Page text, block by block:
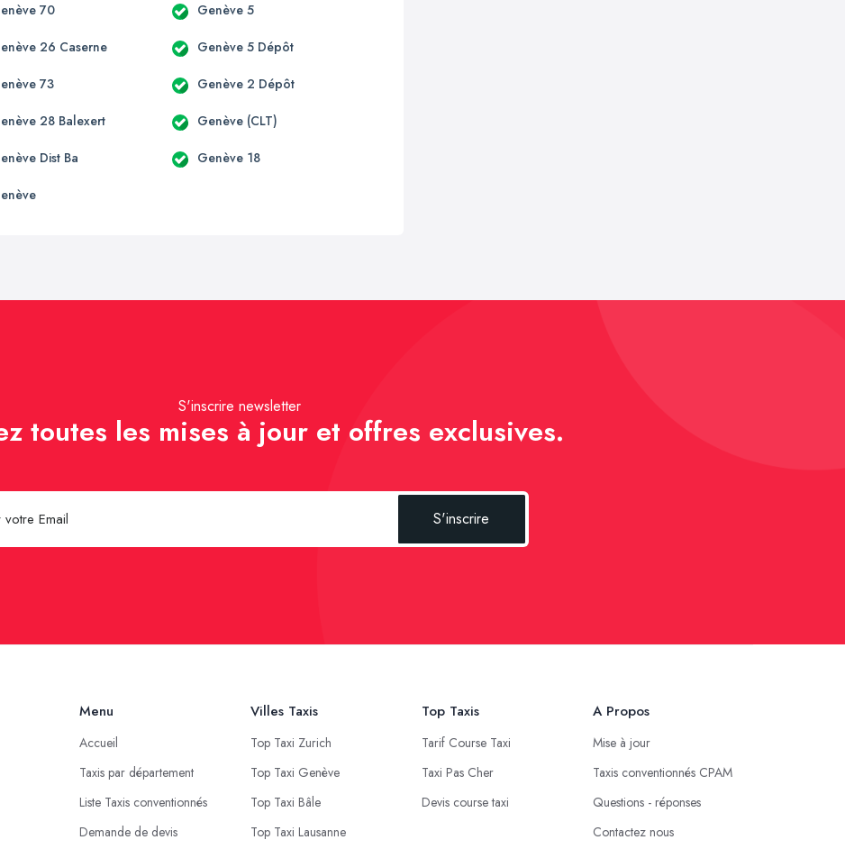
70 Genève 5
26 Caserne Genève 5 Dépôt
73 Genève 2 Dépôt
28 Balexert Genève (CLT)
Dist Ba Genève 18
S'inscrire newsletter
toutes les mises à jour et offres exclusives.
S'inscrire
Menu
Accueil
Taxis par département
Liste Taxis conventionnés
Demande de devis
Villes Taxis
Top Taxi Zurich
Top Taxi Genève
Top Taxi Bâle
Top Taxi Lausanne
Top Taxis
Tarif Course Taxi
Taxi Pas Cher
Devis course taxi
A Propos
Mise à jour
Taxis conventionnés CPAM
Questions - réponses
Contactez nous